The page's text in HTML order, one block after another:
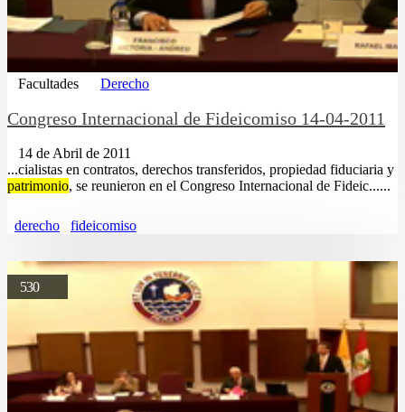
Facultades Derecho
Congreso Internacional de Fideicomiso 14-04-2011
14 de Abril de 2011
...cialistas en contratos, derechos transferidos, propiedad fiduciaria y
patrimonio, se reunieron en el Congreso Internacional de Fideic......
derecho fideicomiso
530